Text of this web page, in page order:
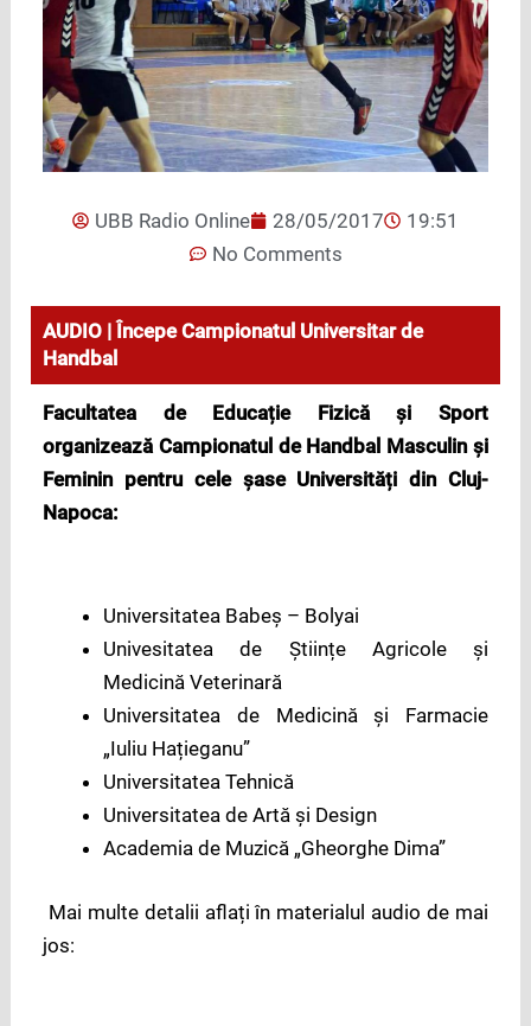
UBB Radio Online 28/05/2017
19:51
No Comments
AUDIO | Începe Campionatul Universitar de
Handbal
Facultatea de Educație Fizică și Sport
organizează Campionatul de Handbal Masculin și
Feminin pentru cele șase Universități din Cluj-
Napoca:
Universitatea Babeș – Bolyai
Univesitatea de Științe Agricole și
Medicină Veterinară
Universitatea de Medicină și Farmacie
„Iuliu Hațieganu”
Universitatea Tehnică
Universitatea de Artă și Design
Academia de Muzică „Gheorghe Dima”
Mai multe detalii aflați în materialul audio de mai
jos: